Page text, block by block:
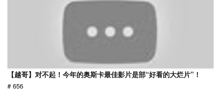
【越哥】对不起！今年的奥斯卡最佳影片是部“好看的大烂片”！
# 656